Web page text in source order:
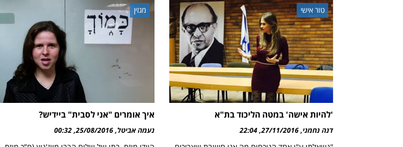
טור אישי
'להיות אישה' במטה הליכוד בת"א
דנה נחמני 27/11/2016
22:04
מגזין
איך אומרים "אני לסבית" ביידיש?
נעמה אביטל 25/08/2016
00:32